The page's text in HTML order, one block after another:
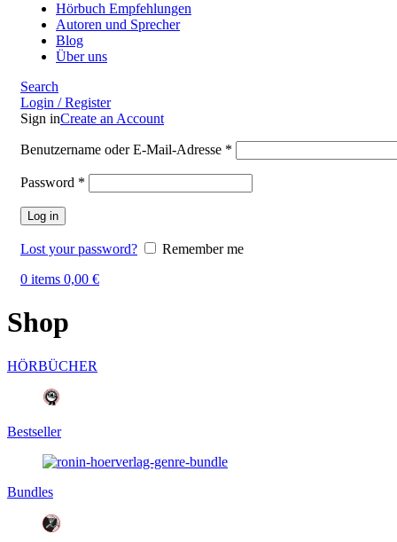
Hörbuch Empfehlungen
Autoren und Sprecher
Blog
Über uns
Search
Login / Register
Sign inCreate an Account
Benutzername oder E-Mail-Adresse *
Password *
Log in
Lost your password?
Remember me
0 items 0,00 €
Shop
HÖRBÜCHER
Bestseller
Bundles